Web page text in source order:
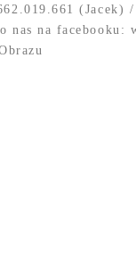
(Jacek)
nas na facebooku: